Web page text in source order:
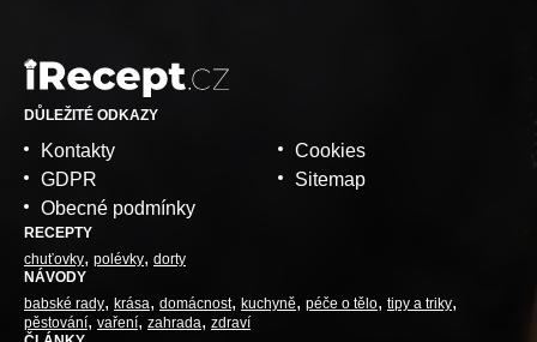
DŮLEŽITÉ ODKAZY
Kontakty
GDPR
Obecné podmínky
Cookies
Sitemap
RECEPTY
chuťovky polévky dorty
NÁVODY
babské rady krása domácnost kuchyně péče o tělo tipy a triky
pěstování vaření zahrada
zdraví